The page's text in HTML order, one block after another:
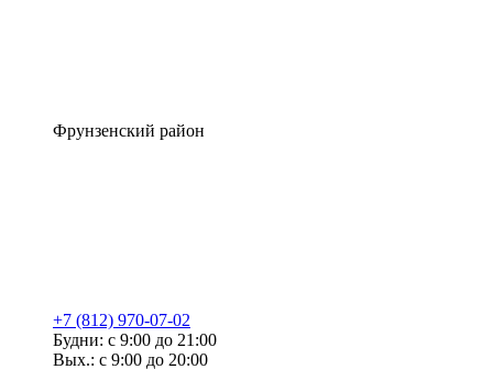
Фрунзенский район
+7 (812) 970-07-02
Будни: с 9:00 до 21:00
Вых.: с 9:00 до 20:00